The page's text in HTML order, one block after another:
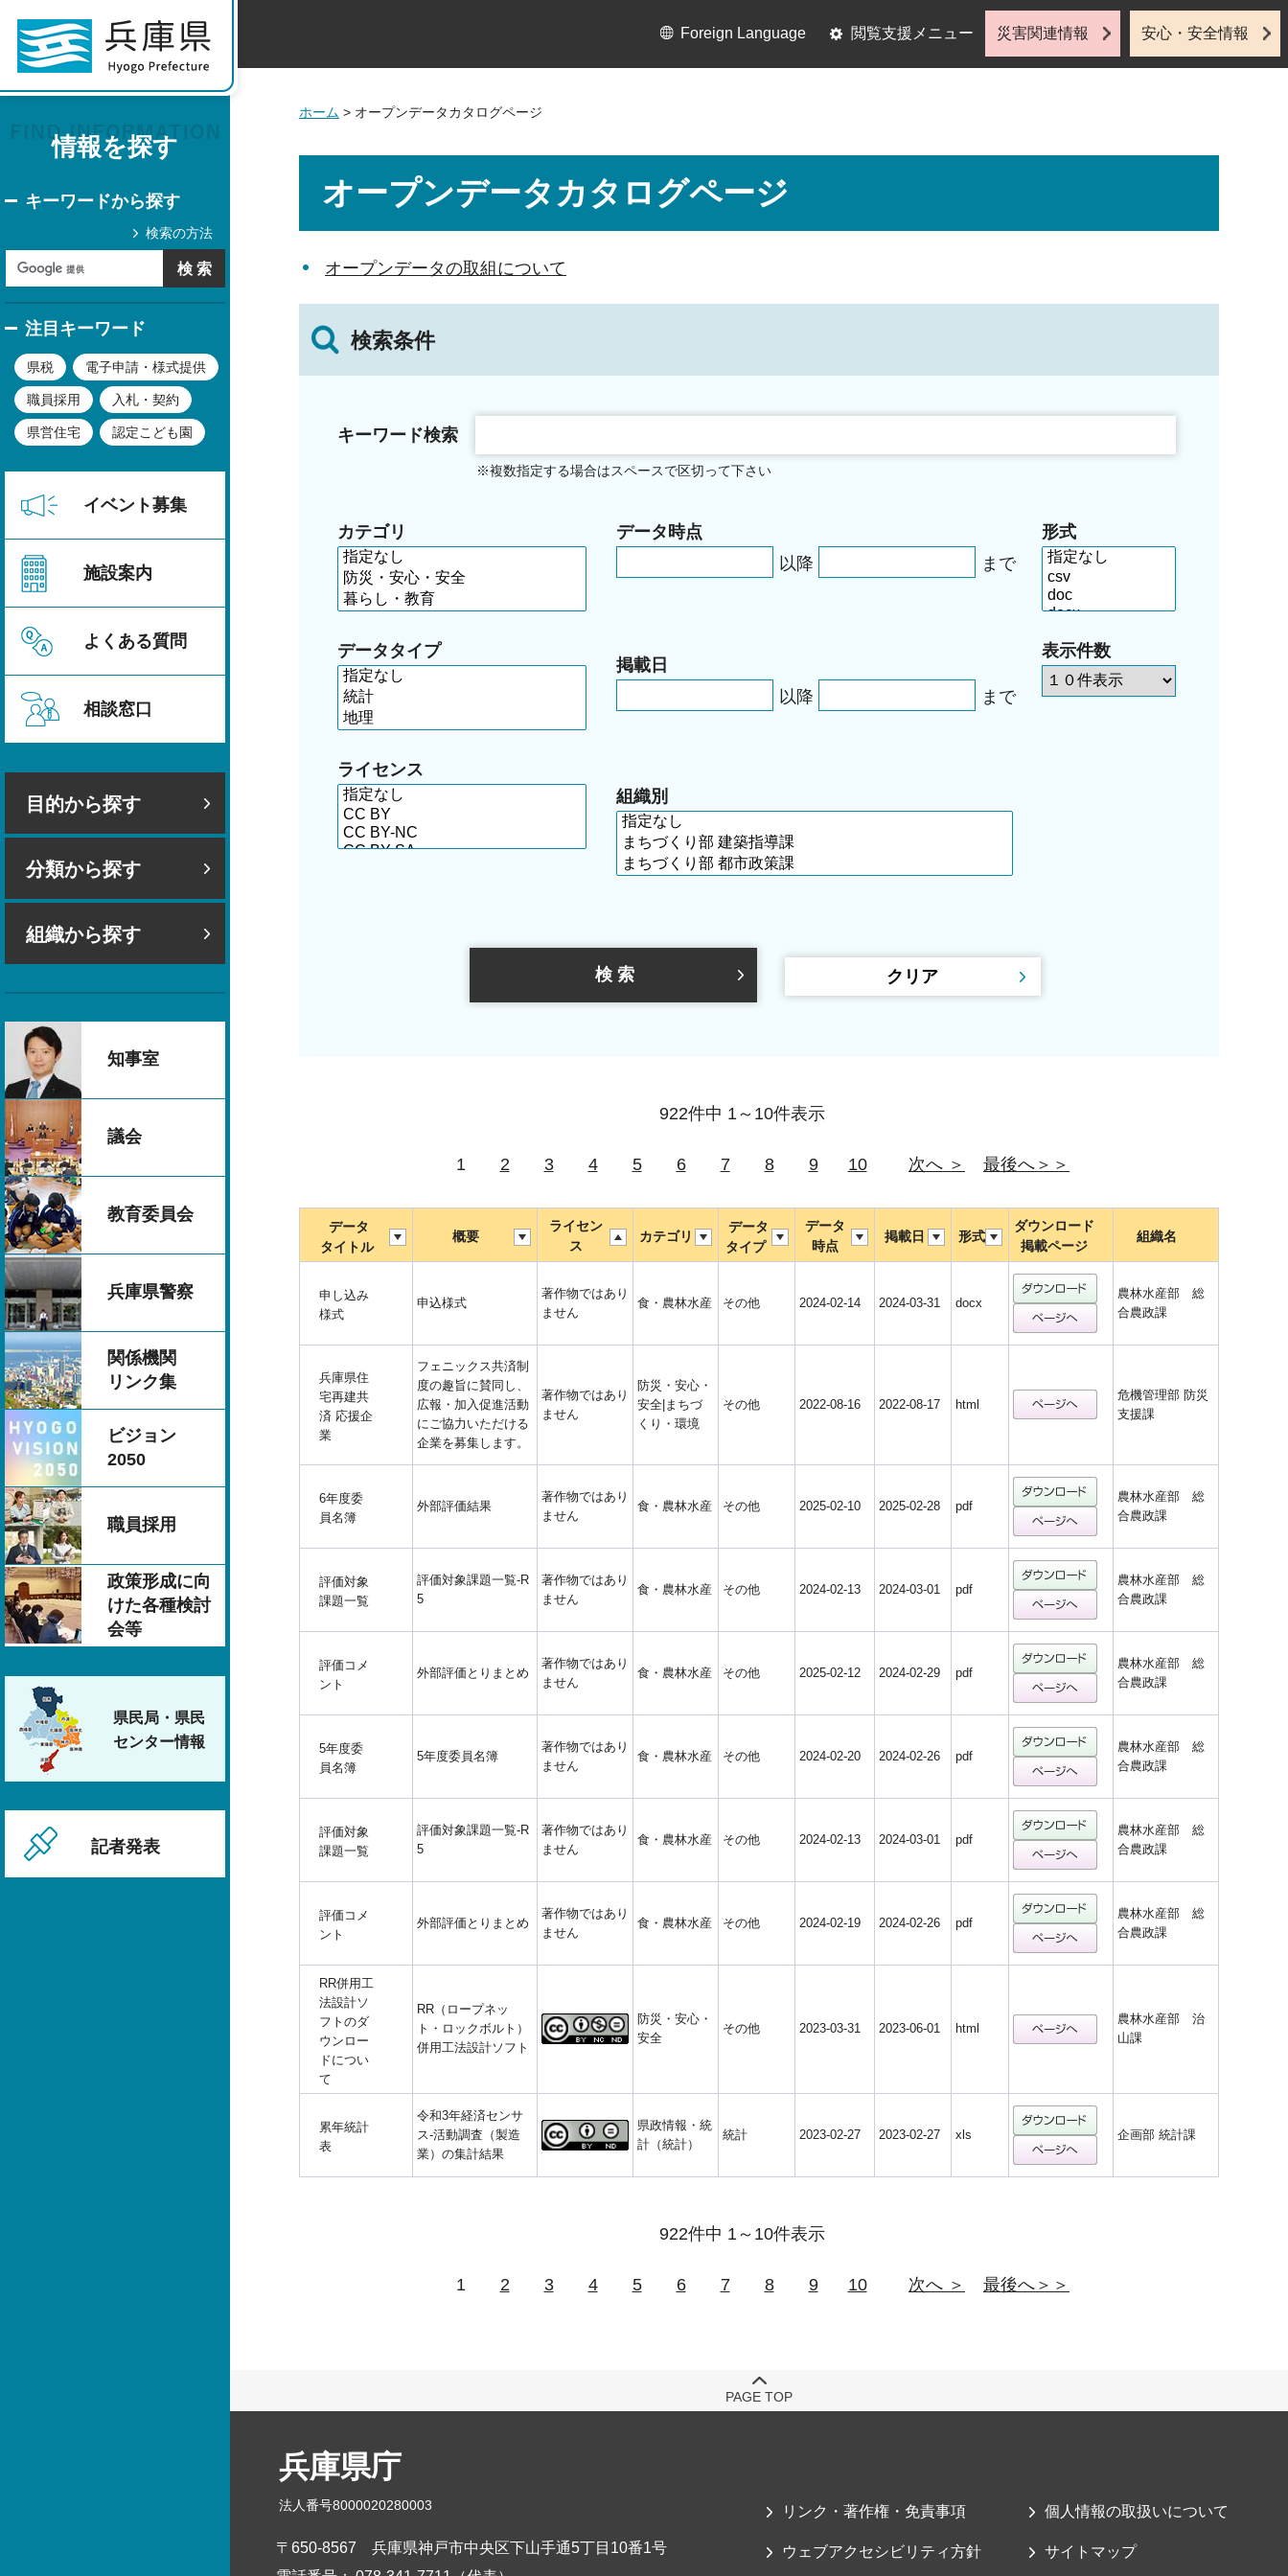
情報を探す
キーワードから探す
検索の方法
注目キーワード
県税 電子申請・様式提供
職員採用 入札・契約
県営住宅 認定こども園
イベント募集
施設案内
よくある質問
相談窓口
目的から探す
分類から探す
組織から探す
知事室
議会
教育委員会
兵庫県警察
関係機関
リンク集
ビジョン
2050
職員採用
政策形成に向
けた各種検討
会等
県民局・県民
センター情報
記者発表
Foreign Language 閲覧支援メニュー 災害関連情報 安心・安全情報
ホーム > オープンデータカタログページ
オープンデータカタログページ
オープンデータの取組について
検索条件
キーワード検索
※複数指定する場合はスペースで区切って下さい
カテゴリ
データタイプ
ライセンス
データ時点
以降
まで
掲載日
以降
まで
形式
表示件数
組織別
922件中 1～10件表示
1 2 3 4 5 6 7 8 9 10 次へ ＞ 最後へ＞＞
データ
タイトル
概要
ライセン
ス
カテゴリ
データ
タイプ
データ
時点
掲載日 形式
ダウンロード
掲載ページ
組織名
申し込み
様式
申込様式
著作物ではあり
ません
食・農林水産 その他 2024-02-14 2024-03-31 docx
農林水産部 総
合農政課
兵庫県住
宅再建共
済 応援企
業
フェニックス共済制
度の趣旨に賛同し、
広報・加入促進活動
にご協力いただける
企業を募集します。
著作物ではあり
ません
防災・安心・
安全|まちづ
くり・環境
その他 2022-08-16 2022-08-17 html
危機管理部 防災
支援課
6年度委
員名簿
外部評価結果
著作物ではあり
ません
食・農林水産 その他 2025-02-10 2025-02-28 pdf
農林水産部 総
合農政課
評価対象
課題一覧
評価対象課題一覧-R
5
著作物ではあり
ません
食・農林水産 その他 2024-02-13 2024-03-01 pdf
農林水産部 総
合農政課
評価コメ
ント
外部評価とりまとめ
著作物ではあり
ません
食・農林水産 その他 2025-02-12 2024-02-29 pdf
農林水産部 総
合農政課
5年度委
員名簿
5年度委員名簿
著作物ではあり
ません
食・農林水産 その他 2024-02-20 2024-02-26 pdf
農林水産部 総
合農政課
評価対象
課題一覧
評価対象課題一覧-R
5
著作物ではあり
ません
食・農林水産 その他 2024-02-13 2024-03-01 pdf
農林水産部 総
合農政課
評価コメ
ント
外部評価とりまとめ
著作物ではあり
ません
食・農林水産 その他 2024-02-19 2024-02-26 pdf
農林水産部 総
合農政課
RR併用工
法設計ソ
フトのダ
ウンロー
ドについ
て
RR（ロープネッ
ト・ロックボルト）
併用工法設計ソフト
防災・安心・
安全
その他 2023-03-31 2023-06-01 html
農林水産部 治
山課
累年統計
表
令和3年経済センサ
ス-活動調査（製造
業）の集計結果
県政情報・統
計（統計）
統計 2023-02-27 2023-02-27 xls 企画部 統計課
922件中 1～10件表示
1 2 3 4 5 6 7 8 9 10 次へ ＞ 最後へ＞＞
PAGE TOP
兵庫県庁
法人番号8000020280003
〒650-8567
兵庫県神戸市中央区下山手通5丁目10番1号
リンク・著作権・免責事項 個人情報の取扱いについて
ウェブアクセシビリティ方針 サイトマップ